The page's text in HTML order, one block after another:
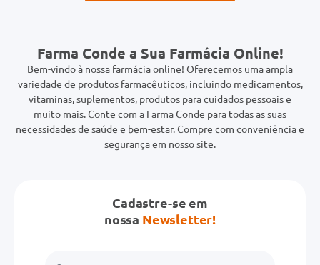
Farma Conde a Sua Farmácia Online!
Bem-vindo à nossa farmácia online! Oferecemos uma ampla
variedade de produtos farmacêuticos, incluindo medicamentos,
vitaminas, suplementos, produtos para cuidados pessoais e
muito mais. Conte com a Farma Conde para todas as suas
necessidades de saúde e bem-estar. Compre com conveniência e
segurança em nosso site.
Cadastre-se em
nossa Newsletter!